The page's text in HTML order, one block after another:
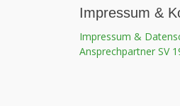
Impressum &
Impressum &
Ansprechpartner SV